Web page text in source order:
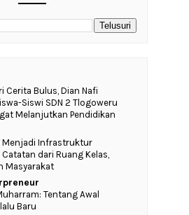
Cerita Bulus, Dian Nafi
Siswi SDN 2 Tlogoweru
Melanjutkan Pendidikan
Menjadi Infrastruktur
dari Ruang Kelas,
Masyarakat
Tentang Awal
Baru